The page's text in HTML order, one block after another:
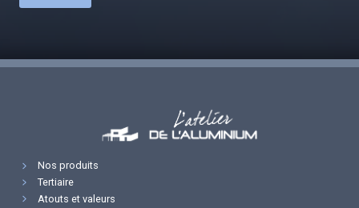
Nos produits
Tertiaire
Atouts et valeurs